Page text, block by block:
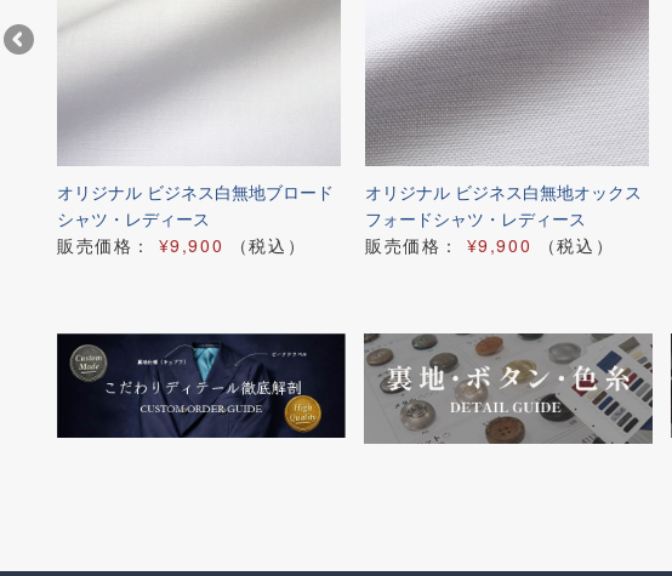
オリジナル ビジネス白無地ブロード
シャツ・レディース
販売価格： ¥9,900 （税込）
オリジナル ビジネス白無地オックス
フォードシャツ・レディース
販売価格： ¥9,900 （税込）